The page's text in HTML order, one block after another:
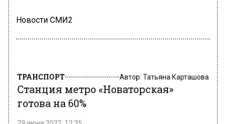
Новости СМИ2
ТРАНСПОРТ Автор:Татьяна Карташова
Станция метро «Новаторская»
готова на 60%
29 июня 2022, 12:35